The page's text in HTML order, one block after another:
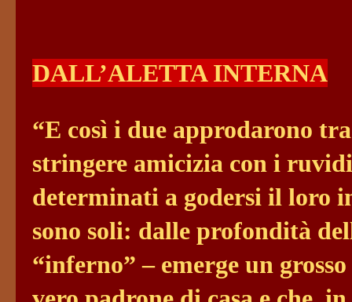
DALL’ALETTA INTERNA
“E così i due approdarono
stringere amicizia con i
determinati a godersi il loro
sono soli: dalle profondità
“inferno” – emerge un